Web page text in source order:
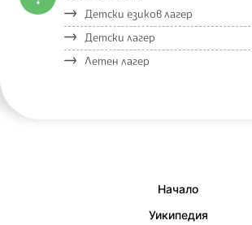
Детски езиков лагер
Детски лагер
Летен лагер
Начало
Уикипедия